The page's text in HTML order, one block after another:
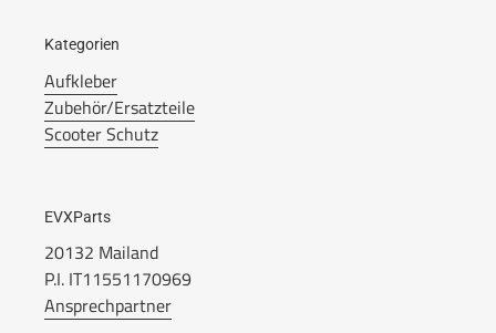
Kategorien
Aufkleber
Zubehör/Ersatzteile
Scooter Schutz
EVXParts
20132 Mailand
P.I. IT11551170969
Ansprechpartner